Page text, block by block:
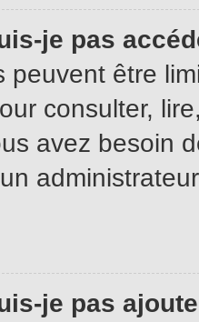
je pas
peuvent être
consulter,
avez besoin
je pas